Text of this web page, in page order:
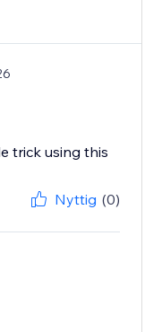
trick using this
Nyttig (0)